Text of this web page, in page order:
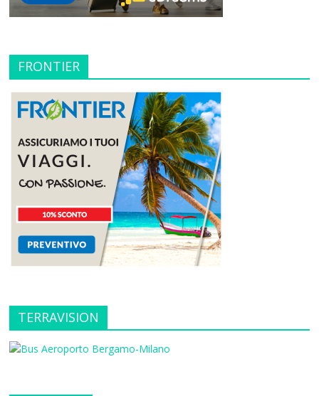
FRONTIER
TERRAVISION